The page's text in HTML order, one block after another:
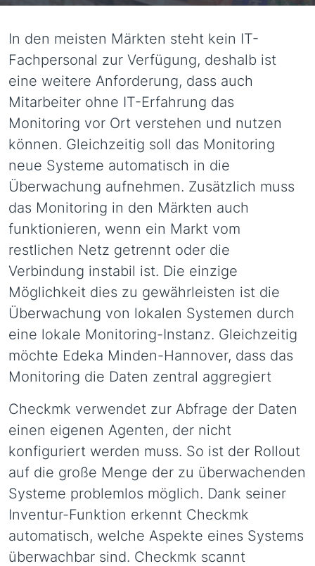
In den meisten Märkten steht kein IT-
Fachpersonal zur Verfügung, deshalb ist
eine weitere Anforderung, dass auch
Mitarbeiter ohne IT-Erfahrung das
Monitoring vor Ort verstehen und nutzen
können. Gleichzeitig soll das Monitoring
neue Systeme automatisch in die
Überwachung aufnehmen. Zusätzlich muss
das Monitoring in den Märkten auch
funktionieren, wenn ein Markt vom
restlichen Netz getrennt oder die
Verbindung instabil ist. Die einzige
Möglichkeit dies zu gewährleisten ist die
Überwachung von lokalen Systemen durch
eine lokale Monitoring-Instanz. Gleichzeitig
möchte Edeka Minden-Hannover, dass das
Monitoring die Daten zentral aggregiert
Checkmk verwendet zur Abfrage der Daten
einen eigenen Agenten, der nicht
konfiguriert werden muss. So ist der Rollout
auf die große Menge der zu überwachenden
Systeme problemlos möglich. Dank seiner
Inventur-Funktion erkennt Checkmk
automatisch, welche Aspekte eines Systems
überwachbar sind. Checkmk scannt